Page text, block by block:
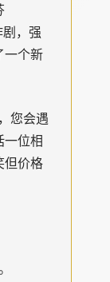
剧，强
一个新
您会遇
一位相
但价格